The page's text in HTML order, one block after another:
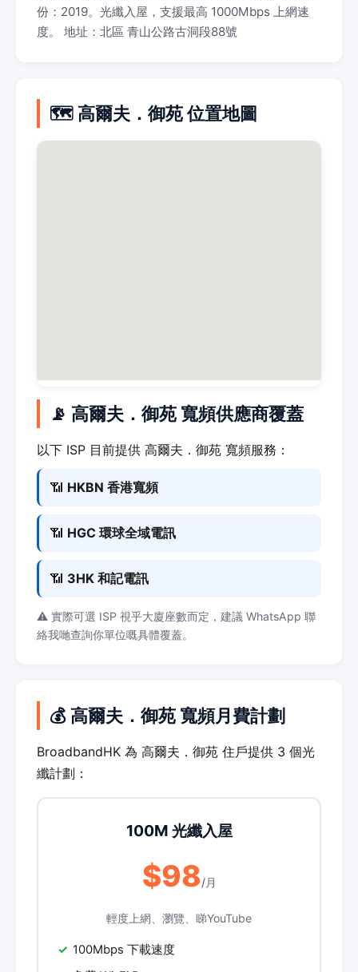
份：2019。光纖入屋，支援最高 1000Mbps 上網速
度。 地址：北區 青山公路古洞段88號
🗺️ 高爾夫．御苑 位置地圖
📡 高爾夫．御苑 寬頻供應商覆蓋
以下 ISP 目前提供 高爾夫．御苑 寬頻服務：
📶 HKBN 香港寬頻
📶 HGC 環球全域電訊
📶 3HK 和記電訊
⚠️ 實際可選 ISP 視乎大廈座數而定，建議 WhatsApp 聯
絡我哋查詢你單位嘅具體覆蓋。
💰 高爾夫．御苑 寬頻月費計劃
BroadbandHK 為 高爾夫．御苑 住戶提供 3 個光
纖計劃：
100M 光纖入屋
$98/月
輕度上網、瀏覽、睇YouTube
100Mbps 下載速度